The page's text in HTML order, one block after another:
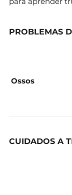
PROBLEMAS
Ossos
CUIDADOS A